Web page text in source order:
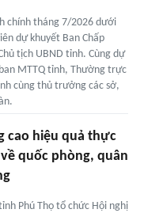
chính tháng 7/2026 dưới
dự khuyết Ban Chấp
tịch UBND tỉnh. Cùng dự
MTTQ tỉnh, Thường trực
cùng thủ trưởng các sở,
cao hiệu quả thực
quốc phòng, quân
Phú Thọ tổ chức Hội nghị